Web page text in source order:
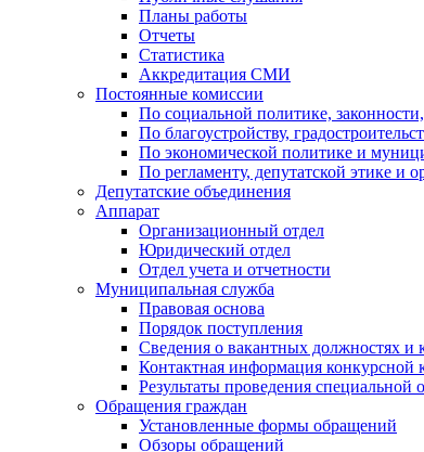
Планы работы
Отчеты
Статистика
Аккредитация СМИ
Постоянные комиссии
По социальной политике,
По благоустройству,
По экономической политике и
По регламенту, депутатской этике и
Депутатские объединения
Аппарат
Организационный отдел
Юридический отдел
Отдел учета и отчетности
Муниципальная служба
Правовая основа
Порядок поступления
Сведения о вакантных должностях и
Контактная информация конкурсной
Результаты проведения специальной
Обращения граждан
Установленные формы обращений
Обзоры обращений